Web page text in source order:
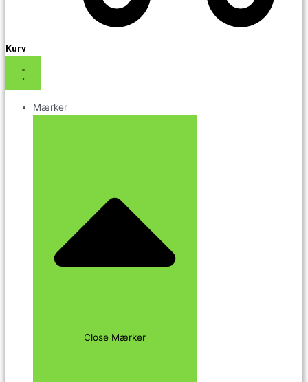
Kurv
Mærker
Close Mærker